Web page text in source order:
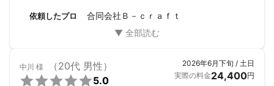
依頼したプロ 合同会社Ｂ－ｃｒａｆｔ
中川 様 （20代 男性）
5.0
2026年6月下旬 / 土日
実際の料金24,400円